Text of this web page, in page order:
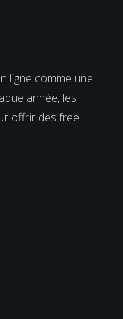
ligne comme une
année, les
offrir des free